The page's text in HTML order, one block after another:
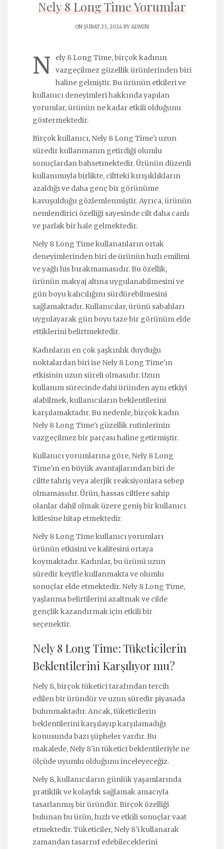
Nely 8 Long Time Yorumlar
ON ŞUBAT 23, 2024 BYADMIN
N
ely 8 Long Time, birçok kadının
vazgeçilmez güzellik ürünlerinden biri
haline gelmiştir. Bu ürünün etkileri ve
kullanıcı deneyimleri hakkında yapılan
yorumlar, ürünün ne kadar etkili olduğunu
göstermektedir.
Birçok kullanıcı, Nely 8 Long Time'ı uzun
süredir kullanmanın getirdiği olumlu
sonuçlardan bahsetmektedir. Ürünün düzenli
kullanımıyla birlikte, ciltteki kırışıklıkların
azaldığı ve daha genç bir görünüme
kavuşulduğu gözlemlenmiştir. Ayrıca, ürünün
nemlendirici özelliği sayesinde cilt daha canlı
ve parlak bir hale gelmektedir.
Nely 8 Long Time kullananların ortak
deneyimlerinden biri de ürünün hızlı emilimi
ve yağlı his bırakmamasıdır. Bu özellik,
ürünün makyaj altına uygulanabilmesini ve
gün boyu kalıcılığını sürdürebilmesini
sağlamaktadır. Kullanıcılar, ürünü sabahları
uygulayarak gün boyu taze bir görünüm elde
ettiklerini belirtmektedir.
Kadınların en çok şaşkınlık duyduğu
noktalardan biri ise Nely 8 Long Time'ın
etkisinin uzun süreli olmasıdır. Uzun
kullanım sürecinde dahi üründen aynı etkiyi
alabilmek, kullanıcıların beklentilerini
karşılamaktadır. Bu nedenle, birçok kadın
Nely 8 Long Time'ı güzellik rutinlerinin
vazgeçilmez bir parçası haline getirmiştir.
Kullanıcı yorumlarına göre, Nely 8 Long
Time'ın en büyük avantajlarından biri de
ciltte tahriş veya alerjik reaksiyonlara sebep
olmamasıdır. Ürün, hassas ciltlere sahip
olanlar dahil olmak üzere geniş bir kullanıcı
kitlesine hitap etmektedir.
Nely 8 Long Time kullanıcı yorumları
ürünün etkisini ve kalitesini ortaya
koymaktadır. Kadınlar, bu ürünü uzun
süredir keyifle kullanmakta ve olumlu
sonuçlar elde etmektedir. Nely 8 Long Time,
yaşlanma belirtilerini azaltmak ve cilde
gençlik kazandırmak için etkili bir
seçenektir.
Nely 8 Long Time: Tüketicilerin
Beklentilerini Karşılıyor mu?
Nely 8, birçok tüketici tarafından tercih
edilen bir üründür ve uzun süredir piyasada
bulunmaktadır. Ancak, tüketicilerin
beklentilerini karşılayıp karşılamadığı
konusunda bazı şüpheler vardır. Bu
makalede, Nely 8'in tüketici beklentileriyle ne
ölçüde uyumlu olduğunu inceleyeceğiz.
Nely 8, kullanıcıların günlük yaşamlarında
pratiklik ve kolaylık sağlamak amacıyla
tasarlanmış bir üründür. Birçok özelliği
bulunan bu ürün, hızlı ve etkili sonuçlar vaat
etmektedir. Tüketiciler, Nely 8'i kullanarak
zamandan tasarruf edebileceklerini